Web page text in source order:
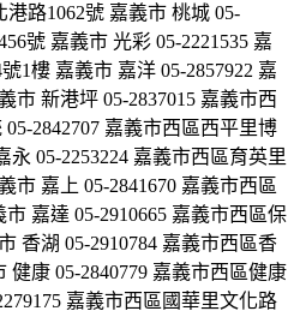
港路1062號 嘉義市 桃城 05-
號 嘉義市 光彩 05-2221535 嘉
1樓 嘉義市 嘉洋 05-2857922 嘉
市 新港坪 05-2837015 嘉義市西
2842707 嘉義市西區西平里博
永 05-2253224 嘉義市西區育英里
市 嘉上 05-2841670 嘉義市西區
嘉達 05-2910665 嘉義市西區保
香湖 05-2910784 嘉義市西區香
健康 05-2840779 嘉義市西區健康
嘉義市西區國華里文化路